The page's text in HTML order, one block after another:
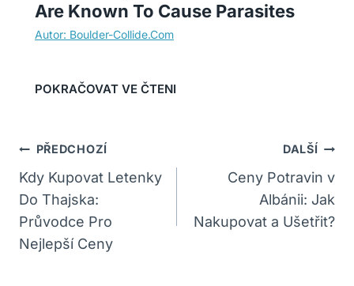
Are Known To Cause Parasites
Navigace
Pro
Příspěvek
PŘEDCHOZÍ
Kdy Kupovat Letenky
Do Thajska:
Průvodce Pro
Nejlepší Ceny
DALŠÍ
Ceny Potravin v
Albánii: Jak
Nakupovat a Ušetřit?